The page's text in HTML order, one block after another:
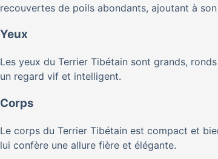
recouvertes de poils abondants, ajoutant à
Yeux
Les yeux du Terrier Tibétain sont grands,
un regard vif et intelligent.
Corps
Le corps du Terrier Tibétain est compact et
lui confère une allure fière et élégante.